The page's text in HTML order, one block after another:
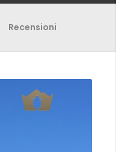
Recensioni